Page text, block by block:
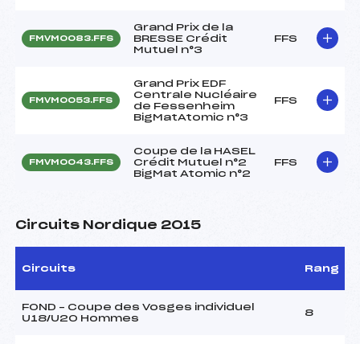
FMVM0083.FFS
Grand Prix de la
BRESSE Crédit
Mutuel n°3
FFS
FMVM0053.FFS
Grand Prix EDF
Centrale Nucléaire
de Fessenheim
BigMatAtomic n°3
FFS
FMVM0043.FFS
Coupe de la HASEL
Crédit Mutuel n°2
BigMat Atomic n°2
FFS
Circuits Nordique 2015
Circuits Rang
FOND – Coupe des Vosges individuel
U18/U20 Hommes
8